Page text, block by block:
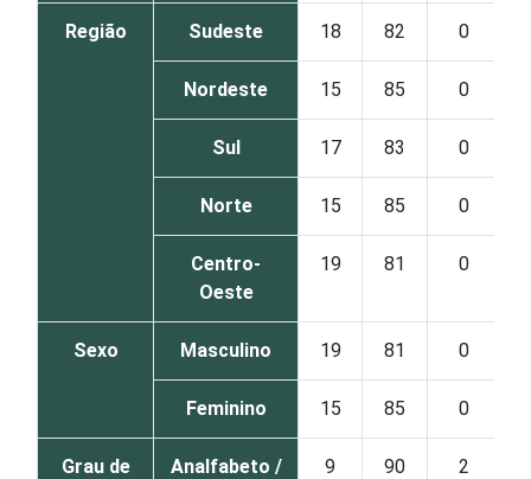
Região Sudeste 18 82 0
Nordeste 15 85 0
Sul 17 83 0
Norte 15 85 0
Centro-
Oeste
19 81 0
Sexo Masculino 19 81 0
Feminino 15 85 0
Grau de
Analfabeto /
9 90 2